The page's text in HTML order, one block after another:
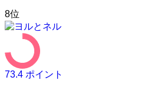
8位
73.4 ポイント